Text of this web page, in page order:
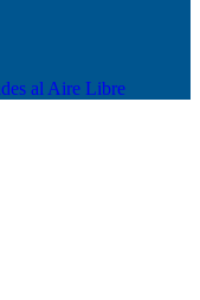
al Aire Libre